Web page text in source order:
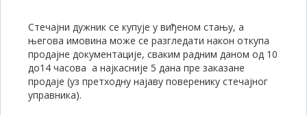
Стечајни дужник се купује у виђеном стању, а
његова имовина може се разгледати након откупа
продајне документације, сваким радним даном од 10
до14 часова а најкасније 5 дана пре заказане
продаје (уз претходну најаву поверенику стечајног
управника).